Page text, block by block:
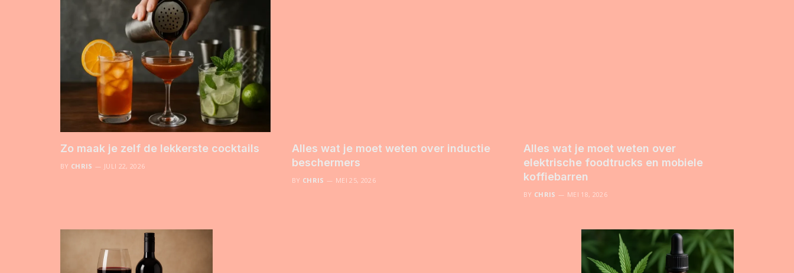
Zo maak je zelf de lekkerste cocktails
BY CHRIS JULI 22, 2026
Alles wat je moet weten over inductie
beschermers
BY CHRIS MEI 25, 2026
Alles wat je moet weten over
elektrische foodtrucks en mobiele
koffiebarren
BY CHRIS MEI 18, 2026